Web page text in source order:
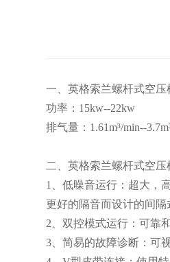
一、英格索兰螺杆式空压
功率：15kw--22kw
排气量：1.61m³/min--
二、英格索兰螺杆式空压
1、低噪音运行：超大，
更好的隔音而设计的间隔
2、双控模式运行：可靠
3、简易的故障诊断：可